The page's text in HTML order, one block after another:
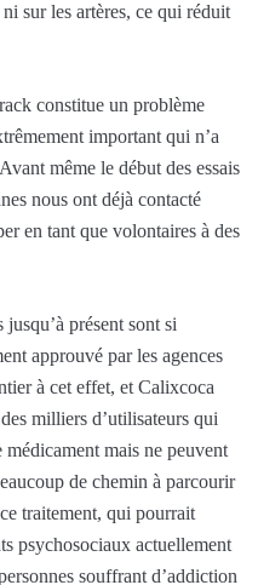
sur les artères, ce qui réduit
constitue un problème
important qui n’a
même le début des essais
nous ont déjà contacté
en tant que volontaires à des
présent sont si
approuvé par les agences
à cet effet, et Calixcoca
milliers d’utilisateurs qui
mais ne peuvent
de chemin à parcourir
traitement, qui pourrait
psychosociaux actuellement
souffrant d’addiction